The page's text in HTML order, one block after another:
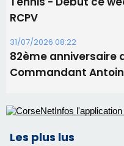
RCPV
31/07/2026 08:22
82ème anniversaire
Commandant
Les plus lus